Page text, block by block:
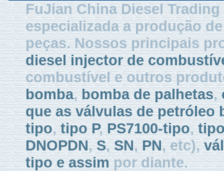
FuJian China Diesel
especializada a produção
peças. Nossos principais
diesel injector de
combustível e outros
bomba,bomba de palhetas,
que as válvulas de petróleo
tipo,tipo P,PS7100-tipo,
DNOPDN,S,SN,PN, etc),
tipo e assimpor diante.